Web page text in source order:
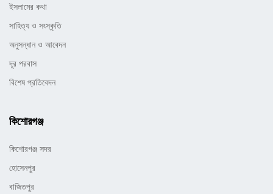
ইসলামের কথা
সাহিত্য ও সংস্কৃতি
অনুসন্ধান ও আবেদন
দূর পরবাস
বিশেষ প্রতিবেদন
কিশোরগঞ্জ
কিশোরগঞ্জ সদর
হোসেনপুর
বাজিতপুর